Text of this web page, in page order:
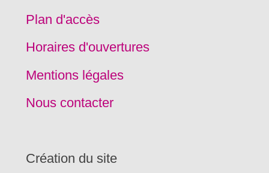
Plan d'accès
Horaires d'ouvertures
Mentions légales
Nous contacter
Création du site